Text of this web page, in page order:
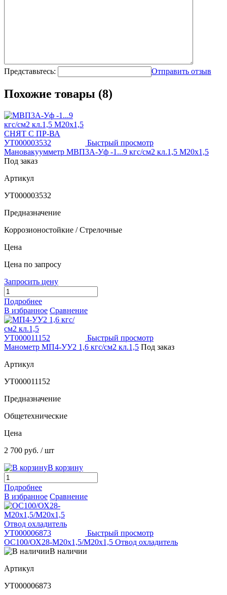
Представьтесь: Отправить отзыв
Похожие товары (8)
Быстрый просмотр
Мановакуумметр МВП3А-Уф -1...9 кгс/см2 кл.1,5 М20х1,5
Под заказ
Артикул
УТ000003532
Предназначение
Коррозионостойкие / Стрелочные
Цена
Цена по запросу
Запросить цену
Подробнее
В избранное Сравнение
Быстрый просмотр
Манометр МП4-УУ2 1,6 кгс/см2 кл.1,5 Под заказ
Артикул
УТ000011152
Предназначение
Общетехнические
Цена
2 700 руб. / шт
В корзину
Подробнее
В избранное Сравнение
Быстрый просмотр
ОС100/ОХ28-М20х1,5/М20х1,5 Отвод охладитель
В наличии
Артикул
УТ000006873